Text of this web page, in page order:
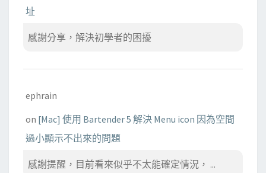
址
感謝分享，解決初學者的困擾
ephrain
on [Mac] 使用 Bartender 5 解決 Menu icon 因為空間
過小顯示不出來的問題
感謝提醒，目前看來似乎不太能確定情況， ...